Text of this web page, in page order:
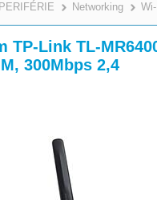
PERIFÉRIE Networking
TP-Link TL-
300Mbps 2,4